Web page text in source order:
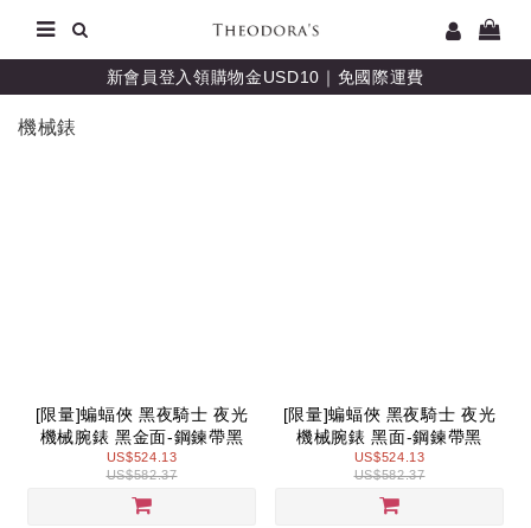
新會員登入領購物金USD10｜免國際運費
機械錶
[限量]蝙蝠俠 黑夜騎士 夜光
機械腕錶 黑金面-鋼鍊帶黑
US$524.13
US$582.37
[限量]蝙蝠俠 黑夜騎士 夜光
機械腕錶 黑面-鋼鍊帶黑
US$524.13
US$582.37